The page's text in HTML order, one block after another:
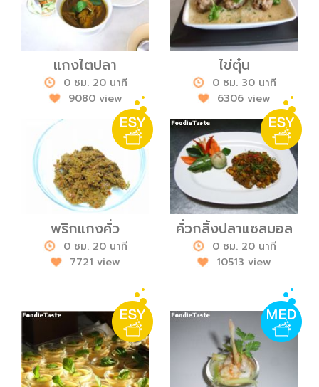
แกงไตปลา
0 ชม. 20 นาที
9080 view
ไข่ตุ๋น
0 ชม. 30 นาที
6306 view
พริกแกงคั่ว
0 ชม. 20 นาที
7721 view
คั่วกลิ้งปลาแซลมอล
0 ชม. 20 นาที
10513 view